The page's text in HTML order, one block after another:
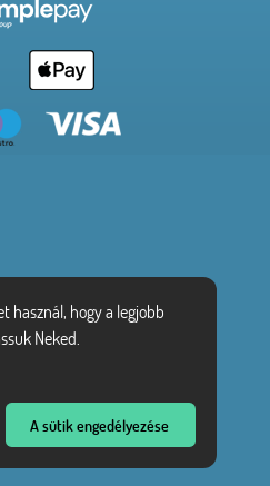
használ, hogy a legjobb
Neked.
A sütik engedélyezése